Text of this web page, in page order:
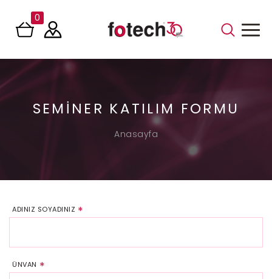
0
SEMINER KATILIM FORMU
Anasayfa
ADINIZ SOYADINIZ
ÜNVAN